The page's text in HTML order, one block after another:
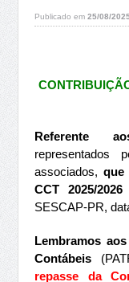
Publicado em25/08/
Referente
representados
associados,que
CCT 2025/2026
SESCAP-PR,
Lembramos
Contábeis
repasse da